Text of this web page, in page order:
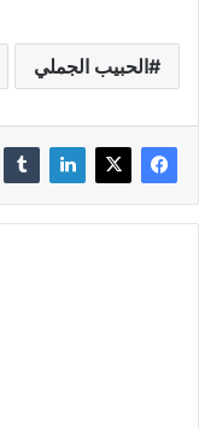
الحبيب الجملي